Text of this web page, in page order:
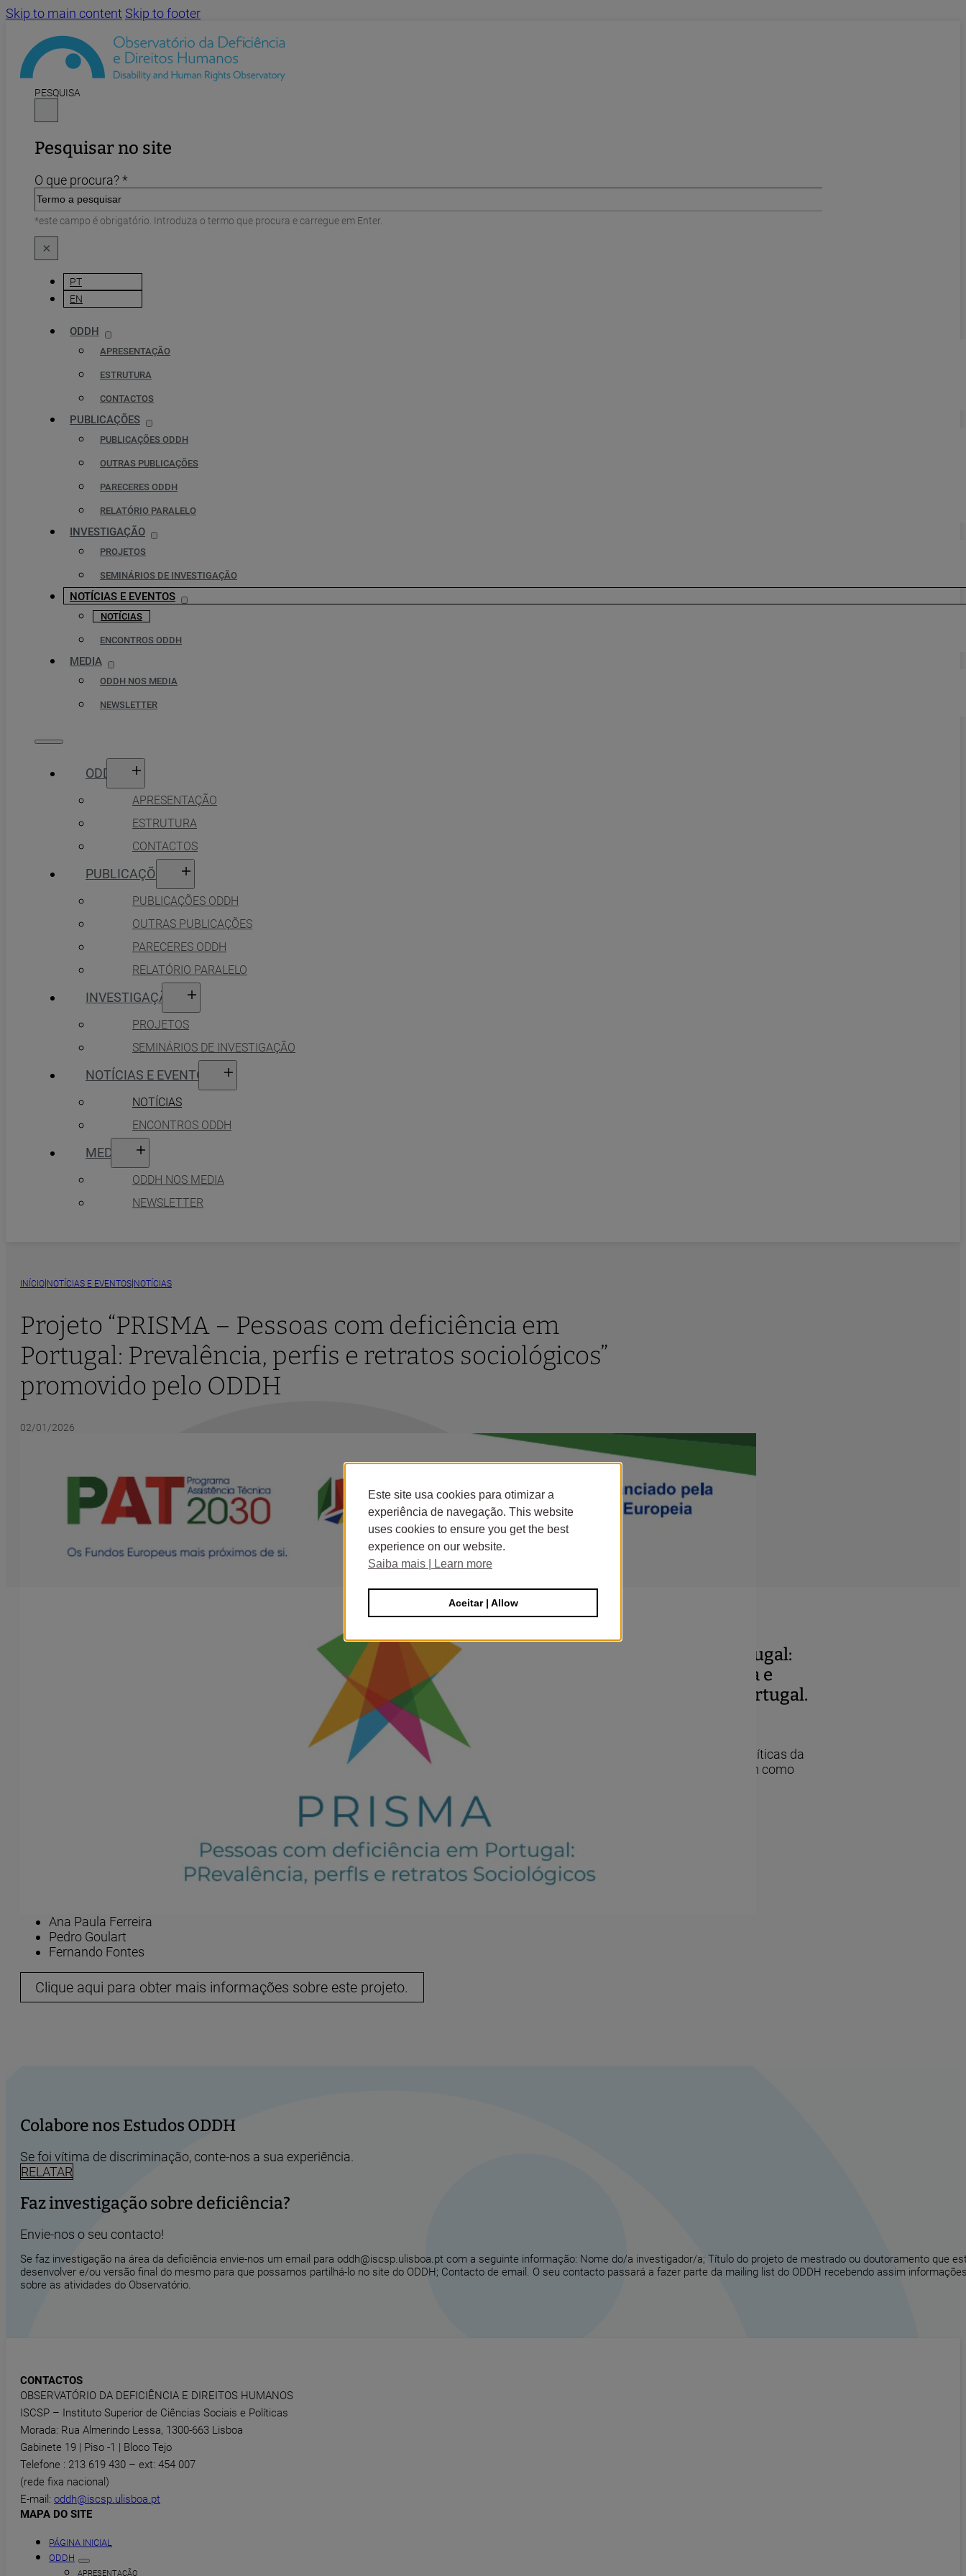
Skip to main content Skip to footer
PESQUISA
Pesquisar no site
O que procura? *
*este campo é obrigatório. Introduza o termo que procura e carregue em Enter.
×
PT
EN
ODDH
APRESENTAÇÃO
ESTRUTURA
CONTACTOS
PUBLICAÇÕES
PUBLICAÇÕES ODDH
OUTRAS PUBLICAÇÕES
PARECERES ODDH
RELATÓRIO PARALELO
INVESTIGAÇÃO
PROJETOS
SEMINÁRIOS DE INVESTIGAÇÃO
NOTÍCIAS E EVENTOS
NOTÍCIAS
ENCONTROS ODDH
MEDIA
ODDH NOS MEDIA
NEWSLETTER
ODDH
APRESENTAÇÃO
ESTRUTURA
CONTACTOS
PUBLICAÇÕES
PUBLICAÇÕES ODDH
OUTRAS PUBLICAÇÕES
PARECERES ODDH
RELATÓRIO PARALELO
INVESTIGAÇÃO
PROJETOS
SEMINÁRIOS DE INVESTIGAÇÃO
NOTÍCIAS E EVENTOS
NOTÍCIAS
ENCONTROS ODDH
MEDIA
ODDH NOS MEDIA
NEWSLETTER
INÍCIO| NOTÍCIAS E EVENTOS| NOTÍCIAS
Projeto “PRISMA – Pessoas com deficiência em
Portugal: Prevalência, perfis e retratos sociológicos”
promovido pelo ODDH
02/01/2026
Deu início, no dia 2 de janeiro de 2026, o projeto “PRISMA – Pessoas com deficiência em Portugal:
Prevalência, perfis e retratos sociológicos” que visa a realização de um estudo de prevalência e
caracterização sociodemográfica da população adulta com deficiência e incapacidade em Portugal.
Este estudo, promovido pelo Observatório da Deficiência e Direitos Humanos (ODDH) do Instituto Superior de Ciências Sociais e Políticas da
Universidade de Lisboa (ISCSP-ULisboa), pretende contribuir para um melhor uso de informação estatística sobre deficiência, assim como
O projeto terá a duração de 12 meses e é cofinanciado pelo Programa de Assistência Técnica 2030 (PAT2030-FEDER-03055000).
Paula Campos Pinto (IR)
Ana Paula Ferreira
Pedro Goulart
Fernando Fontes
Clique aqui para obter mais informações sobre este projeto.
Colabore nos Estudos ODDH
Se foi vítima de discriminação, conte-nos a sua experiência.
RELATAR
Faz investigação sobre deficiência?
Envie-nos o seu contacto!
Se faz investigação na área da deficiência envie-nos um email para oddh@iscsp.ulisboa.pt com a seguinte informação: Nome do/a investigador/a; Título do projeto de mestrado ou doutoramento que
desenvolver e/ou versão final do mesmo para que possamos partilhá-lo no site do ODDH; Contacto de email. O seu contacto passará a fazer parte da mailing list do ODDH recebendo assim
sobre as atividades do Observatório.
CONTACTOS
OBSERVATÓRIO DA DEFICIÊNCIA E DIREITOS HUMANOS
ISCSP – Instituto Superior de Ciências Sociais e Políticas
Morada: Rua Almerindo Lessa, 1300-663 Lisboa
Gabinete 19 | Piso -1 | Bloco Tejo
Telefone : 213 619 430 – ext: 454 007
(rede fixa nacional)
E-mail: oddh@iscsp.ulisboa.pt
MAPA DO SITE
PÁGINA INICIAL
ODDH
APRESENTAÇÃO
Este site usa cookies para otimizar a
experiência de navegação. This website
uses cookies to ensure you get the best
experience on our website.
Saiba mais | Learn more
Aceitar | Allow